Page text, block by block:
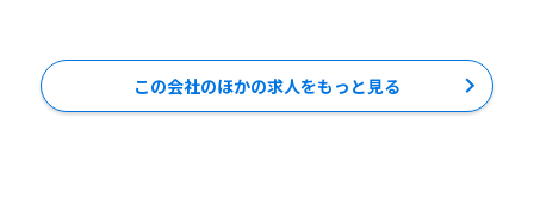
この会社のほかの求人をもっと見る